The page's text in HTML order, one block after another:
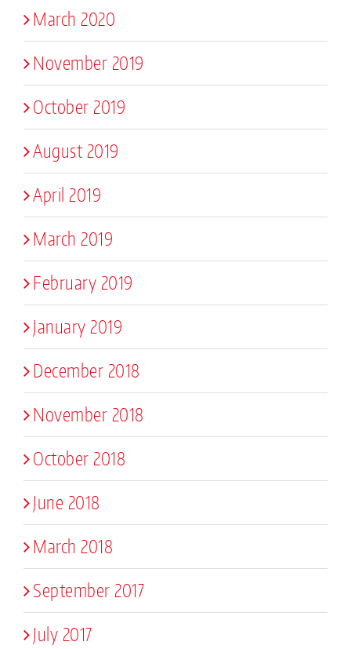
March 2020
November 2019
October 2019
August 2019
April 2019
March 2019
February 2019
January 2019
December 2018
November 2018
October 2018
June 2018
March 2018
September 2017
July 2017